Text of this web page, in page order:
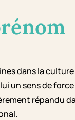
dans la
un sens de
répandu